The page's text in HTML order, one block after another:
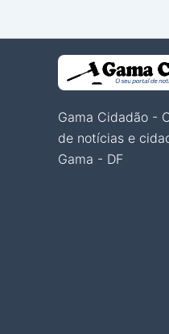
Gama Cidadão -
de notícias e
Gama - DF